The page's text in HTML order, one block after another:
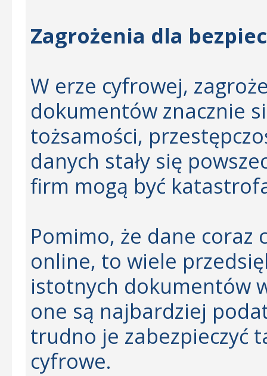
Zagrożenia dla
W erze cyfrowej,
dokumentów znacznie
tożsamości,
danych stały się
firm mogą być
Pomimo, że dane coraz
online, to wiele
istotnych dokumentów
one są najbardziej
trudno je zabezpieczyć
cyfrowe.